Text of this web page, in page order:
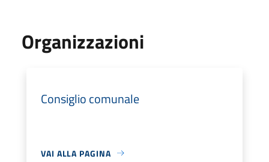
Organizzazioni
Consiglio comunale
VAI ALLA PAGINA